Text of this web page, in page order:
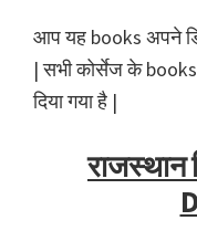
आप यह books अपने
| सभी कोर्सेज के
दिया गया है |
राजस्थान